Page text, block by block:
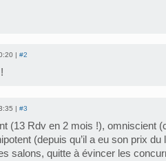
| #2
| #3
(13 Rdv en 2 mois !), omniscient
(depuis qu’il a eu son prix du
salons, quitte à évincer les